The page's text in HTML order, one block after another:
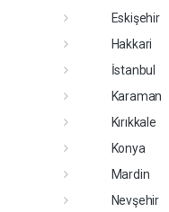
Eskişehir
Hakkari
İstanbul
Karaman
Kırıkkale
Konya
Mardin
Nevşehir